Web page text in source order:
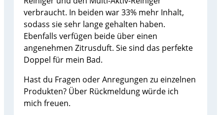
verbraucht. In beiden war 33% mehr Inhalt,
sodass sie sehr lange gehalten haben.
Ebenfalls verfügen beide über einen
angenehmen Zitrusduft. Sie sind das perfekte
Doppel für mein Bad.
Hast du Fragen oder Anregungen zu einzelnen
Produkten? Über Rückmeldung würde ich
mich freuen.